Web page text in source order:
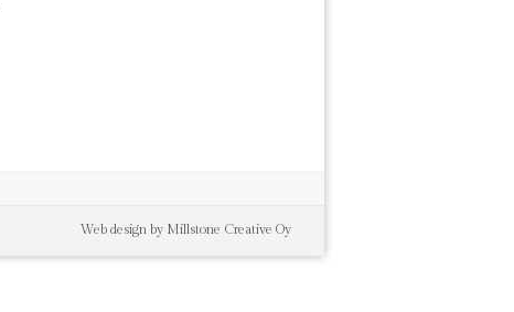
Web design by Millstone Creative Oy